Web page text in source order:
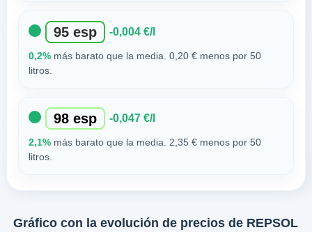
95 esp -0,004 €/l
0,2%más barato que la media. 0,20 € menos por 50
litros.
98 esp -0,047 €/l
2,1%más barato que la media. 2,35 € menos por 50
litros.
Gráfico con la evolución de precios de REPSOL